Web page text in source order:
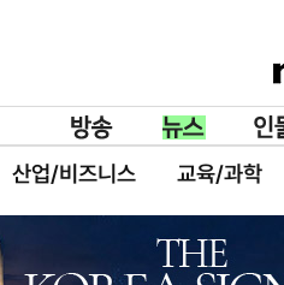
산업/비즈니스 교육/과학